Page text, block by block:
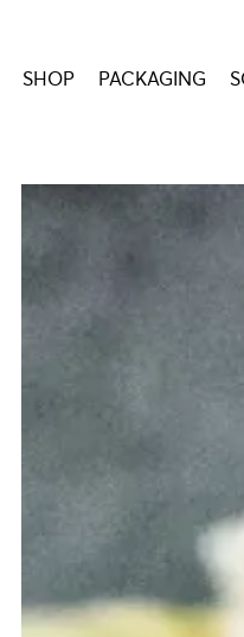
SHOP PACKAGING